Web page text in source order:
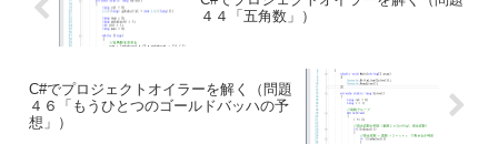
４４「五角数」）
C#でプロジェクトオイラーを解く（問題
４６「もうひとつのゴールドバッハの予
想」）